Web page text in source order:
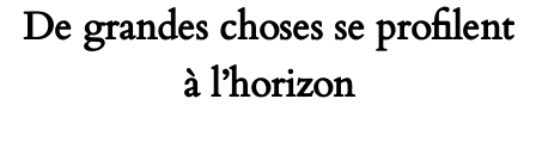
De grandes choses se profilent
à l’horizon